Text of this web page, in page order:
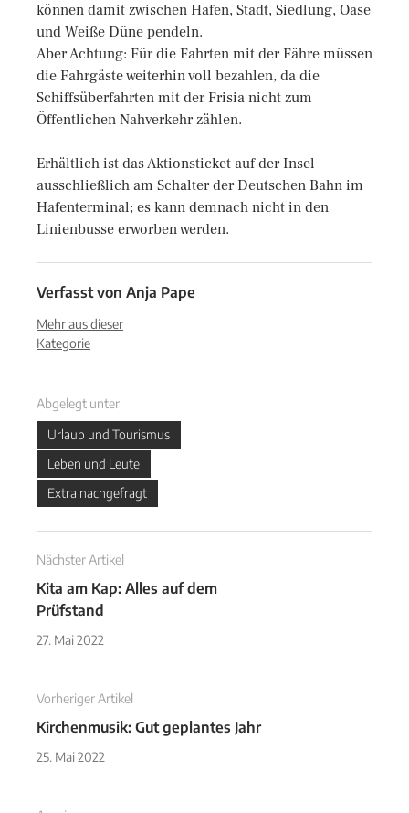
können damit zwischen Hafen, Stadt, Siedlung, Oase
und Weiße Düne pendeln.
Aber Achtung: Für die Fahrten mit der Fähre müssen
die Fahrgäste weiterhin voll bezahlen, da die
Schiffsüberfahrten mit der Frisia nicht zum
Öffentlichen Nahverkehr zählen.
Erhältlich ist das Aktionsticket auf der Insel
ausschließlich am Schalter der Deutschen Bahn im
Hafenterminal; es kann demnach nicht in den
Linienbusse erworben werden.
Verfasst von Anja Pape
Mehr aus dieser
Kategorie
Abgelegt unter
Urlaub und Tourismus
Leben und Leute
Extra nachgefragt
Nächster Artikel
Kita am Kap: Alles auf dem
Prüfstand
27. Mai 2022
Vorheriger Artikel
Kirchenmusik: Gut geplantes Jahr
25. Mai 2022